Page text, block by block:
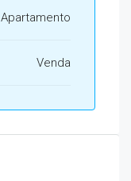
Apartamento
Venda